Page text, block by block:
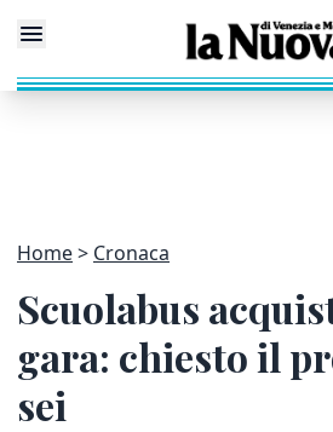
Home Cronaca
Scuolabus
gara: chiesto il
sei